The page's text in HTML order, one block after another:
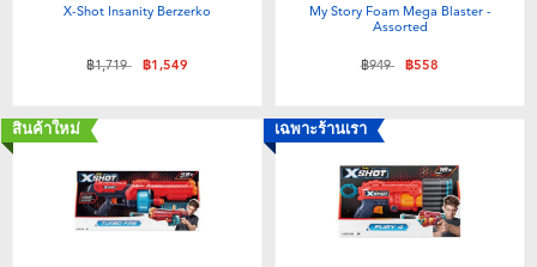
X-Shot Insanity Berzerko
ลดราคาจาก
฿1,719ถึง฿1,549
My Story Foam Mega Blaster -
Assorted
ลดราคาจาก
฿949ถึง฿558
สินค้าใหม่ เฉพาะร้านเรา